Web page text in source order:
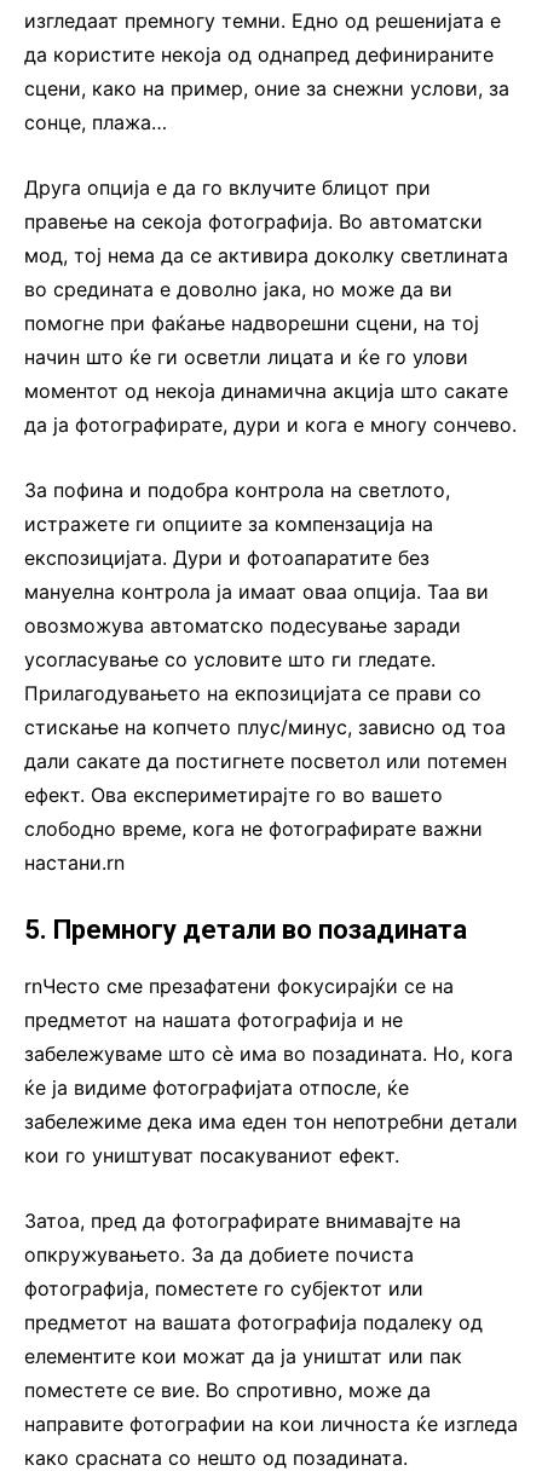
изгледаат премногу темни. Едно од решенијата е
да користите некоја од однапред дефинираните
сцени, како на пример, оние за снежни услови, за
сонце, плажа…
Друга опција е да го вклучите блицот при
правење на секоја фотографија. Во автоматски
мод, тој нема да се активира доколку светлината
во средината е доволно јака, но може да ви
помогне при фаќање надворешни сцени, на тој
начин што ќе ги осветли лицата и ќе го улови
моментот од некоја динамична акција што сакате
да ја фотографирате, дури и кога е многу сончево.
За пофина и подобра контрола на светлото,
истражете ги опциите за компензација на
експозицијата. Дури и фотоапаратите без
мануелна контрола ја имаат оваа опција. Таа ви
овозможува автоматско подесување заради
усогласување со условите што ги гледате.
Прилагодувањето на екпозицијата се прави со
стискање на копчето плус/минус, зависно од тоа
дали сакате да постигнете посветол или потемен
ефект. Ова експериметирајте го во вашето
слободно време, кога не фотографирате важни
настани.rn
5. Премногу детали во позадината
rnЧесто сме презафатени фокусирајќи се на
предметот на нашата фотографија и не
забележуваме што сè има во позадината. Но, кога
ќе ја видиме фотографијата отпосле, ќе
забележиме дека има еден тон непотребни детали
кои го уништуват посакуваниот ефект.
Затоа, пред да фотографирате внимавајте на
опкружувањето. За да добиете почиста
фотографија, поместете го субјектот или
предметот на вашата фотографија подалеку од
елементите кои можат да ја уништат или пак
поместете се вие. Во спротивно, може да
направите фотографии на кои личноста ќе изгледа
како срасната со нешто од позадината.